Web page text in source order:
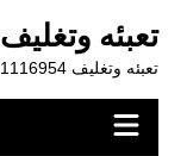
المحتوى
تعبئه وتغليف
تعبئه وتغليف 01211116954 – 01211116956 – 01211116958